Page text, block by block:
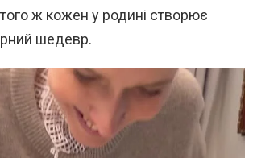
ж кожен у родині створює
шедевр.